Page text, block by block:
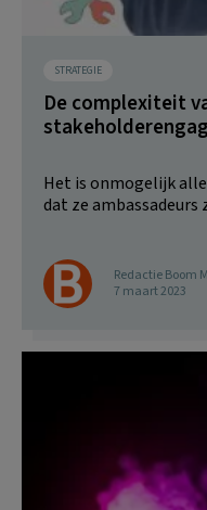
STRATEGIE
De complexiteit
Het is onmogelijk
dat ze ambassadeurs
Redactie Boom
7 maart 2023